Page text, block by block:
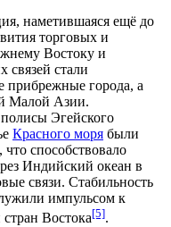
наметившаяся ещё до
торговых и
Востоку и
связей стали
прибрежные города, а
Малой Азии.
Эгейского
Красного моря были
способствовало
Индийский океан в
связи. Стабильность
импульсом к
Востока[5].